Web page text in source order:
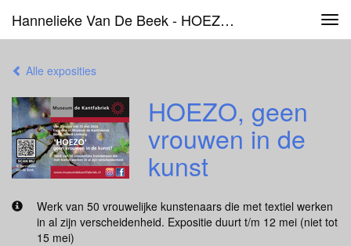
Hannelieke Van De Beek - HOEZO, Geen Vrouwen In De Kunst
Alle exposities
HOEZO, geen
vrouwen in de
kunst
Werk van 50 vrouwelijke kunstenaars die met textiel werken
in al zijn verscheidenheid. Expositie duurt t/m 12 mei (niet tot
15 mei)